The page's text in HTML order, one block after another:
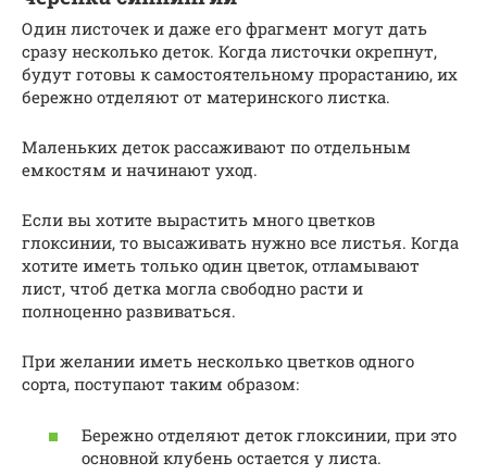
Один листочек и даже его фрагмент могут дать
сразу несколько деток. Когда листочки окрепнут,
будут готовы к самостоятельному прорастанию, их
бережно отделяют от материнского листка.
Маленьких деток рассаживают по отдельным
емкостям и начинают уход.
Если вы хотите вырастить много цветков
глоксинии, то высаживать нужно все листья. Когда
хотите иметь только один цветок, отламывают
лист, чтоб детка могла свободно расти и
полноценно развиваться.
При желании иметь несколько цветков одного
сорта, поступают таким образом:
Бережно отделяют деток глоксинии, при это
основной клубень остается у листа.